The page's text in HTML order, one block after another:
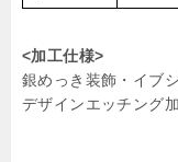
<加工仕様>
銀めっき装飾・イブ
デザインエッチング